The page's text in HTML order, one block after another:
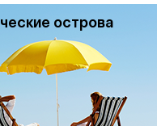
острова